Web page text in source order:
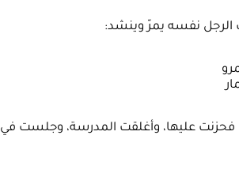
الرجل نفسه يمرّ وينشد:
عليها، وأغلقت المدرسة، وجلست في